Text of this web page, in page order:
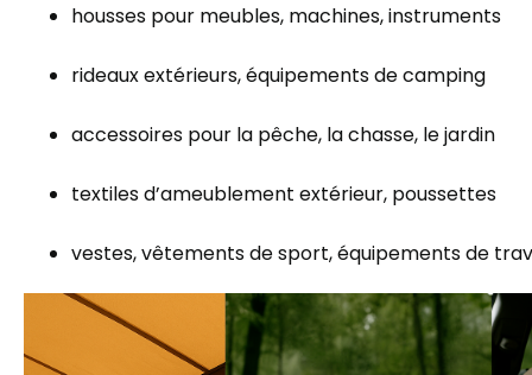
housses pour meubles, machines, instruments
rideaux extérieurs, équipements de camping
accessoires pour la pêche, la chasse, le jardin
textiles d’ameublement extérieur, poussettes
vestes, vêtements de sport, équipements de